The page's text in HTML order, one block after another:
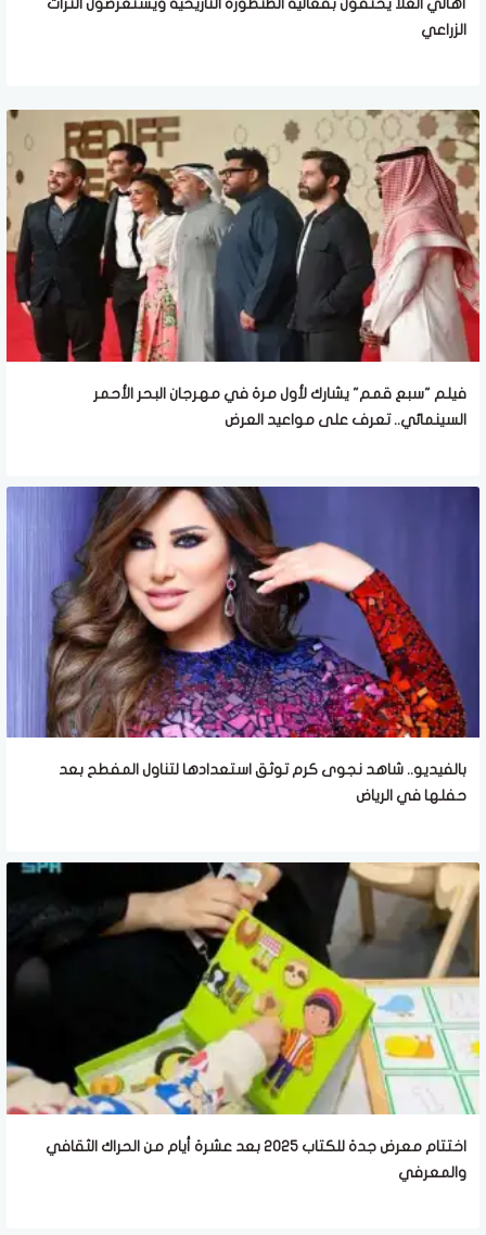
أهالي العُلا يحتفون بفعالية الطنطورة التاريخية ويستعرضون التراث
الزراعي
فيلم "سبع قمم" يشارك لأول مرة في مهرجان البحر الأحمر
السينمائي.. تعرف على مواعيد العرض
بالفيديو.. شاهد نجوى كرم توثق استعدادها لتناول المفطح بعد
حفلها في الرياض
اختتام معرض جدة للكتاب 2025 بعد عشرة أيام من الحراك الثقافي
والمعرفي